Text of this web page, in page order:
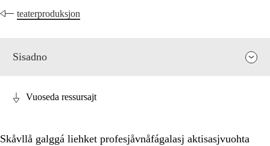
teaterproduksjon
Sisadno
Vuoseda ressursajt
Skåvllå galggá liehket profesjåvnåfágalasj aktisasjvuohta